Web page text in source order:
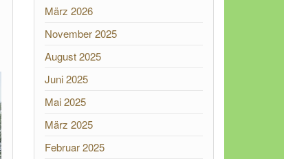
März 2026
November 2025
August 2025
Juni 2025
Mai 2025
März 2025
Februar 2025